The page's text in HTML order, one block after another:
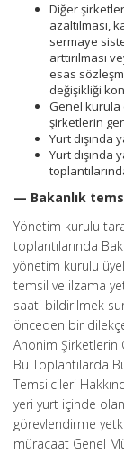
Diğer
azaltılması,
sermaye
arttırılması
esas
değişikliği
Genel kurula
şirketlerin
Yurt dışında
Yurt dışında
— Bakanlık
Yönetim kurulu
toplantılarında
yönetim kurulu
temsil ve ilzama
saati bildirilmek
önceden bir
Anonim Şirketlerin
Bu Toplantılarda
Temsilcileri
yeri yurt içinde
görevlendirme
müracaat Genel